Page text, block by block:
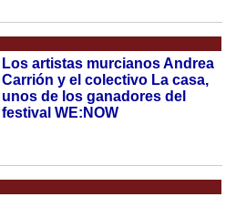
Los artistas murcianos Andrea
Carrión y el colectivo La casa,
unos de los ganadores del
festival WE:NOW